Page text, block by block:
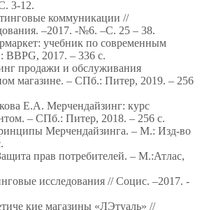
3-12.
коммуникации //
–2017. -№6. –С. 25 – 38.
учебник по современным
2017. – 336 с.
продажи и обслуживания
магазине. – СПб.: Питер, 2019. – 256
Е.А. Мерчендайзинг: курс
– СПб.: Питер, 2018. – 256 с.
Мерчендайзинга. – М.: Изд-во
прав потребителей. – М.:Атлас,
исследования // Социс. –2017. -
кие магазины «ЛЭтуаль» //